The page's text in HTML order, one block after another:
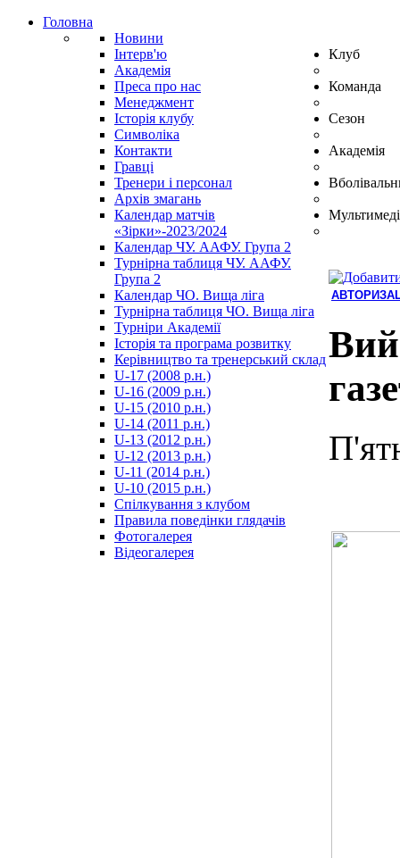
Головна
Новини
Інтерв'ю
Академія
Преса про нас
Клуб
Менеджмент
Історія клубу
Символіка
Контакти
Команда
Гравці
Тренери і персонал
Архів змагань
Сезон
Календар матчів
«Зірки»-2023/2024
Календар ЧУ. ААФУ. Група 2
Турнірна таблиця ЧУ. ААФУ.
Група 2
Календар ЧО. Вища ліга
Турнірна таблиця ЧО. Вища ліга
Академія
Турніри Академії
Історія та програма розвитку
Керівництво та тренерський склад
U-17 (2008 р.н.)
U-16 (2009 р.н.)
U-15 (2010 р.н.)
U-14 (2011 р.н.)
U-13 (2012 р.н.)
U-12 (2013 р.н.)
U-11 (2014 р.н.)
U-10 (2015 р.н.)
Спілкування з клубом
Правила поведінки глядачів
Фотогалерея
Відеогалерея